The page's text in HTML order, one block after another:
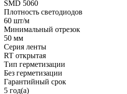
SMD 5060
Плотность светодиодов
60 шт/м
Минимальный отрезок
50 мм
Серия ленты
RT открытая
Тип герметизации
Без герметизации
Гарантийный срок
5 год(а)